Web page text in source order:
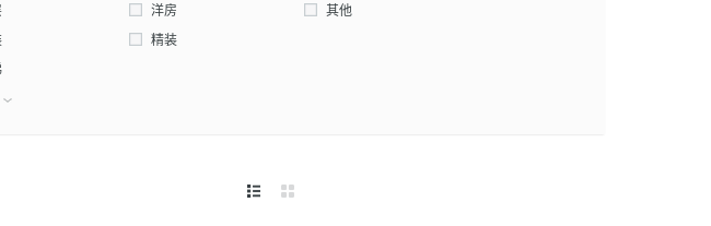
洋房
其他
精装